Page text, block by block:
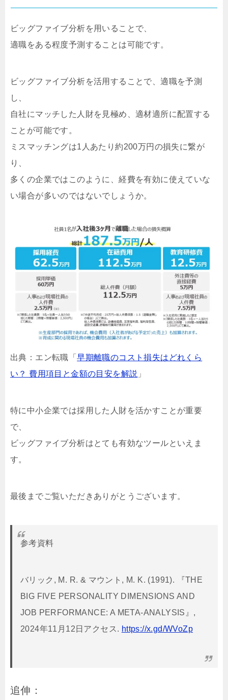
ビッグファイブ分析を用いることで、
適職をある程度予測することは可能です。
ビッグファイブ分析を活用することで、適職を予測
し、
自社にマッチした人財を見極め、適材適所に配置する
ことが可能です。
ミスマッチングは1人あたり約200万円の損失に繋が
り、
多くの企業ではこのように、経費を有効に使えていな
い場合が多いのではないでしょうか。
出典：エン転職「早期離職のコスト損失はどれくら
い？ 費用項目と金額の目安を解説 」
特に中小企業では採用した人財を活かすことが重要
で、
ビッグファイブ分析はとても有効なツールといえま
す。
最後までご覧いただきありがとうございます。
参考資料
バリック, M. R. & マウント, M. K. (1991). 『THE
BIG FIVE PERSONALITY DIMENSIONS AND
JOB PERFORMANCE: A META-ANALYSIS』,
2024年11月12日アクセス. https://x.gd/WVoZp
追伸：